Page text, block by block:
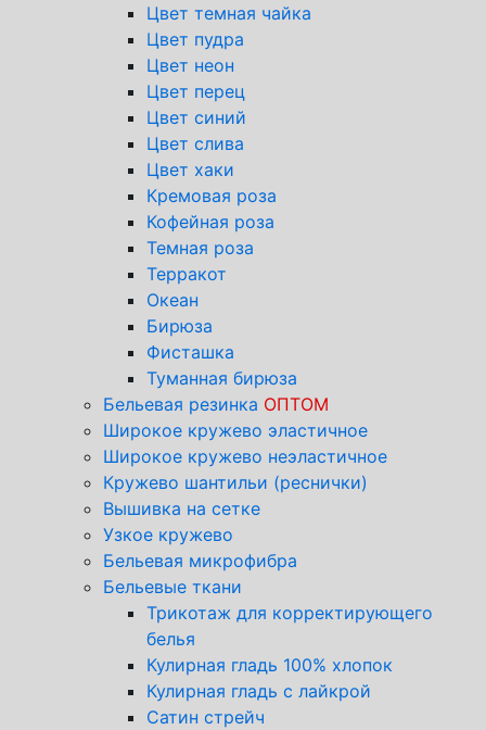
Цвет темная чайка
Цвет пудра
Цвет неон
Цвет перец
Цвет синий
Цвет слива
Цвет хаки
Кремовая роза
Кофейная роза
Темная роза
Терракот
Океан
Бирюза
Фисташка
Туманная бирюза
Бельевая резинка ОПТОМ
Широкое кружево эластичное
Широкое кружево неэластичное
Кружево шантильи (реснички)
Вышивка на сетке
Узкое кружево
Бельевая микрофибра
Бельевые ткани
Трикотаж для корректирующего
белья
Кулирная гладь 100% хлопок
Кулирная гладь с лайкрой
Сатин стрейч